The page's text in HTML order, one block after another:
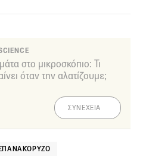
στο μικροσκόπιο: Τι
όταν την αλατίζουμε;
ΣΥΝΕΧΕΙΑ